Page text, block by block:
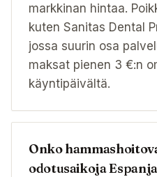
markkinan hintaa.
kuten Sanitas Dental
jossa suurin osa
maksat pienen 3 €:n
käyntipäivältä.
Onko
odotusaikoja